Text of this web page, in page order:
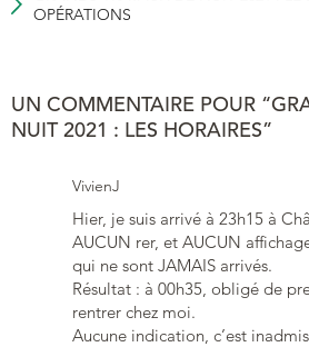
OPÉRATIONS
UN COMMENTAIRE POUR
NUIT 2021 : LES HORAIRES”
VivienJ
Hier, je suis arrivé à 23h15 à
AUCUN rer, et AUCUN
qui ne sont JAMAIS arrivés.
Résultat : à 00h35, obligé de
rentrer chez moi.
Aucune indication, c’est